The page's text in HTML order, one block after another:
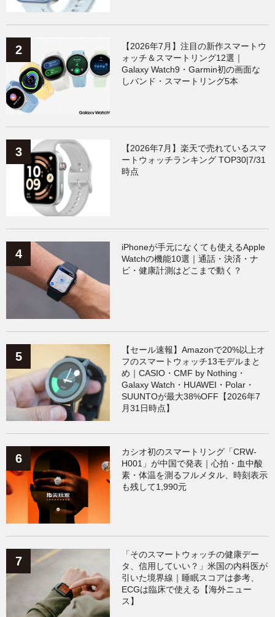
【2026年7月】注目の新作スマートウ
ォッチ＆スマートリング12選｜
Galaxy Watch9・Garmin初の画面な
しバンド・スマートリング5本
【2026年7月】楽天で売れているスマ
ートウォッチランキング TOP30|7/31
時点
iPhoneが手元になくても使えるApple
Watchの機能10選｜通話・決済・ナ
ビ・健康計測はどこまで動く？
【セール速報】Amazonで20%以上オ
フのスマートウォッチ13モデルまと
め｜CASIO・CMF by Nothing・
Galaxy Watch・HUAWEI・Polar・
SUUNTOが最大38%OFF【2026年7
月31日時点】
カシオ初のスマートリング「CRW-
H001」が中国で発表｜心拍・血中酸
素・体温を測るフルメタル、時刻表示
も残して1,990元
「そのスマートウォッチの健康デー
タ、信用していい？」米国の内科医が
引いた境界線｜睡眠スコアは参考、
ECGは臨床で使える【海外ニュー
ス】